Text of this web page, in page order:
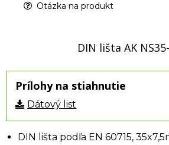
Otázka na produkt
DIN lišta AK
Prílohy na stiahnutie
Dátový list
DIN lišta podľa EN 60715,